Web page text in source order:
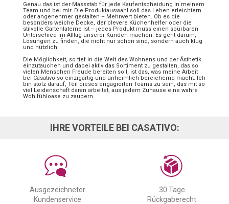
Genau das ist der Massstab für jede Kaufentscheidung in meinem
Team und bei mir. Die Produktauswahl soll das Leben erleichtern
oder angenehmer gestalten – Mehrwert bieten. Ob es die
besonders weiche Decke, der clevere Küchenhelfer oder die
stilvolle Gartenlaterne ist – jedes Produkt muss einen spürbaren
Unterschied im Alltag unserer Kunden machen. Es geht darum,
Lösungen zu finden, die nicht nur schön sind, sondern auch klug
und nützlich.
Die Möglichkeit, so tief in die Welt des Wohnens und der Ästhetik
einzutauchen und dabei aktiv das Sortiment zu gestalten, das so
vielen Menschen Freude bereiten soll, ist das, was meine Arbeit
bei Casativo so einzigartig und unheimlich bereichernd macht. Ich
bin stolz darauf, Teil dieses engagierten Teams zu sein, das mit so
viel Leidenschaft daran arbeitet, aus jedem Zuhause eine wahre
Wohlfühloase zu zaubern.
IHRE VORTEILE BEI CASATIVO:
Ausgezeichneter
Kundenservice
30 Tage
Rückgaberecht